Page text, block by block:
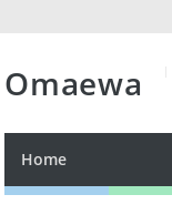
Omaewa
Home